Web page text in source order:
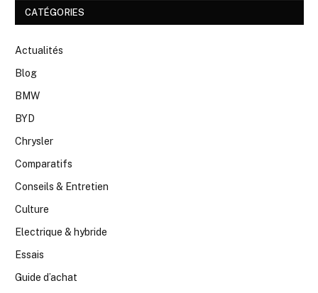
CATÉGORIES
Actualités
Blog
BMW
BYD
Chrysler
Comparatifs
Conseils & Entretien
Culture
Electrique & hybride
Essais
Guide d’achat